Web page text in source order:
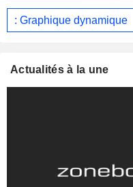
: Graphique dynamique
Actualités à la une